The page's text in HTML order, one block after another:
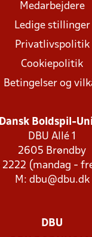
Medarbejdere
Ledige stillinger
Privatlivspolitik
Cookiepolitik
Betingelser og
Dansk Boldspil-
DBU Allé 1
2605 Brøndby
2222 (mandag -
M: dbu@dbu.dk
DBU